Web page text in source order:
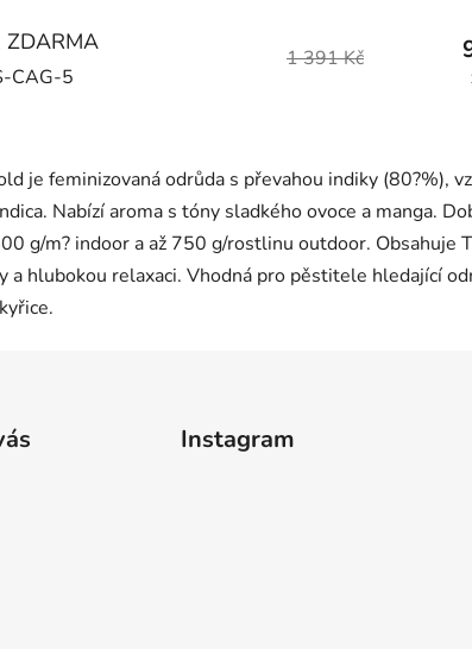
ZDARMA
CAG-5
1 391 Kč
Instagram